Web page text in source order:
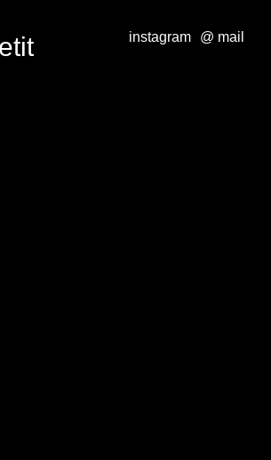
instagram @ mail